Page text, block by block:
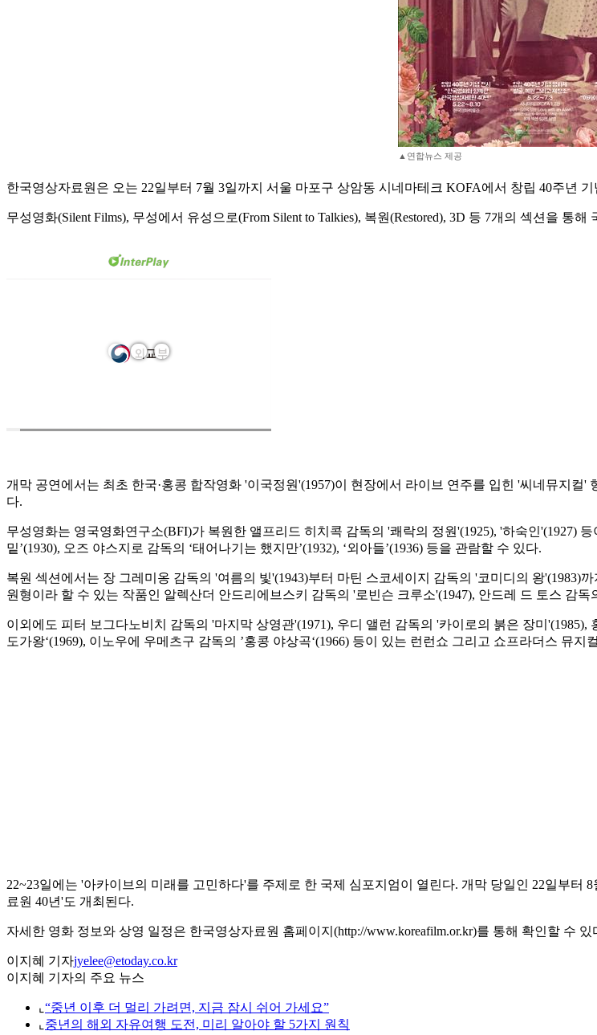
▲연합뉴스 제공
한국영상자료원은 오는 22일부터 7월 3일까지 서울 마포구 상암동 시네마테크 KOFA에서 창립 40주년
무성영화(Silent Films), 무성에서 유성으로(From Silent to Talkies), 복원(Restored), 3D 등 7개의 섹션을 통
개막 공연에서는 최초 한국·홍콩 합작영화 '이국정원'(1957)이 현장에서 라이브 연주를 입힌 '씨네뮤지
다.
무성영화는 영국영화연구소(BFI)가 복원한 앨프리드 히치콕 감독의 '쾌락의 정원'(1925), '하숙인'(1927)
밑’(1930), 오즈 야스지로 감독의 ‘태어나기는 했지만’(1932), ‘외아들’(1936) 등을 관람할 수 있다.
복원 섹션에서는 장 그레미옹 감독의 '여름의 빛'(1943)부터 마틴 스코세이지 감독의 '코미디의 왕'(1983)
원형이라 할 수 있는 작품인 알렉산더 안드리에브스키 감독의 '로빈슨 크루소'(1947), 안드레 드 토스 감독
이외에도 피터 보그다노비치 감독의 '마지막 상영관'(1971), 우디 앨런 감독의 '카이로의 붉은 장미'(1985),
도가왕‘(1969), 이노우에 우메츠구 감독의 ’홍콩 야상곡‘(1966) 등이 있는 런런쇼 그리고 쇼프라더스 뮤지
22~23일에는 '아카이브의 미래를 고민하다'를 주제로 한 국제 심포지엄이 열린다. 개막 당일인 22일부
료원 40년'도 개최된다.
자세한 영화 정보와 상영 일정은 한국영상자료원 홈페이지(http://www.koreafilm.or.kr)를 통해 확인할 수 있
이지혜 기자jyelee@etoday.co.kr
이지혜 기자의 주요 뉴스
⌞ “중년 이후 더 멀리 가려면, 지금 잠시 쉬어 가세요”
⌞ 중년의 해외 자유여행 도전, 미리 알아야 할 5가지 원칙